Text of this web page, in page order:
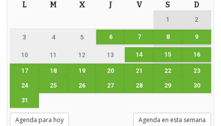
L M X J V S D
1 2
3 4 5 6 7 8 9
10 11 12 13 14 15 16
17 18 19 20 21 22 23
24 25 26 27 28 29 30
31
Agenda para hoy Agenda en esta semana